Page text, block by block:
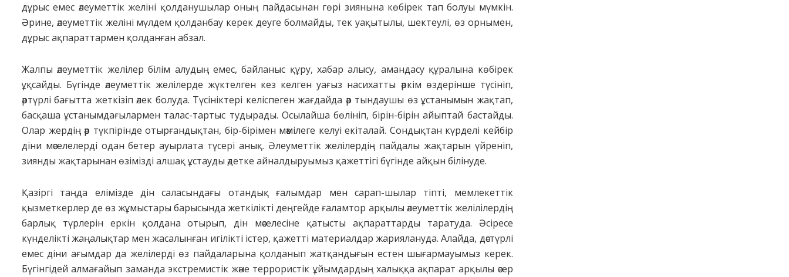
дұрыс емес әлеуметтік желіні қолданушылар оның пайдасынан гөрі зиянына көбірек тап болуы мүмкін.
Әрине, әлеуметтік желіні мүлдем қолданбау керек деуге болмайды, тек уақытылы, шектеулі, өз орнымен,
дұрыс ақпараттармен қолданған абзал.
Жалпы әлеуметтік желілер білім алудың емес, байланыс құру, хабар алысу, амандасу құралына көбірек
ұқсайды. Бүгінде әлеуметтік желілерде жүктелген кез келген уағыз насихатты әркім өздерінше түсініп,
әртүрлі бағытта жеткізіп әлек болуда. Түсініктері келіспеген жағдайда әр тындаушы өз ұстанымын жақтап,
басқаша ұстанымдағылармен талас-тартыс тудырады. Осылайша бөлініп, бірін-бірін айыптай бастайды.
Олар жердің әр түкпірінде отырғандықтан, бір-бірімен мәмілеге келуі екіталай. Сондықтан күрделі кейбір
діни мәселелерді одан бетер ауырлата түсері анық. Әлеуметтік желілердің пайдалы жақтарын үйреніп,
зиянды жақтарынан өзімізді алшақ ұстауды әдетке айналдыруымыз қажеттігі бүгінде айқын білінуде.
Қазіргі таңда елімізде дін саласындағы отандық ғалымдар мен сарап-шылар тіпті, мемлекеттік
қызметкерлер де өз жұмыстары барысында жеткілікті деңгейде ғаламтор арқылы әлеуметтік желілілердің
барлық түрлерін еркін қолдана отырып, дін мәселесіне қатысты ақпараттарды таратуда. Әсіресе
күнделікті жаңалықтар мен жасалынған игілікті істер, қажетті материалдар жариялануда. Алайда, дәстүрлі
емес діни ағымдар да желілерді өз пайдаларына қолданып жатқандығын естен шығармауымыз керек.
Бүгінгідей алмағайып заманда экстремистік және террористік ұйымдардың халыққа ақпарат арқылы әсер